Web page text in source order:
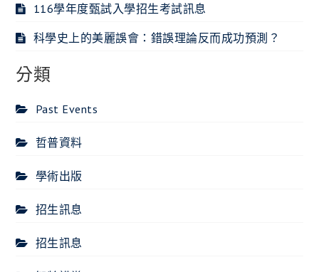
116學年度甄試入學招生考試訊息
科學史上的美麗誤會：錯誤理論反而成功預測？
分類
Past Events
哲普資料
學術出版
招生訊息
招生訊息